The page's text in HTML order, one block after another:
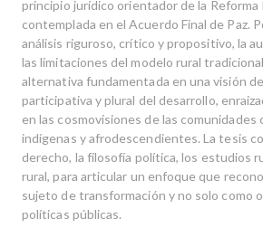
principio jurídico orientador de la Reforma
contemplada en el Acuerdo Final de Paz.
análisis riguroso, crítico y propositivo, la
las limitaciones del modelo rural
alternativa fundamentada en una visión
participativa y plural del desarrollo,
en las cosmovisiones de las comunidades
indígenas y afrodescendientes. La tesis
derecho, la filosofía política, los estudios
rural, para articular un enfoque que
sujeto de transformación y no solo como
políticas públicas.